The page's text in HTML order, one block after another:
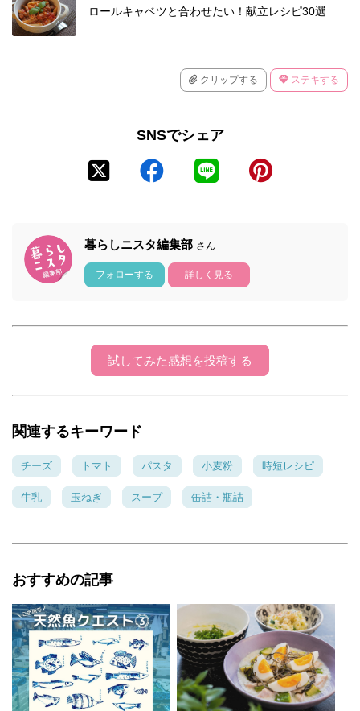
ロールキャベツと合わせたい！献立レシピ30選
クリップする ステキする
SNSでシェア
暮らしニスタ編集部 さん
フォローする 詳しく見る
試してみた感想を投稿する
関連するキーワード
チーズ トマト パスタ 小麦粉 時短レシピ
牛乳 玉ねぎ スープ 缶詰・瓶詰
おすすめの記事